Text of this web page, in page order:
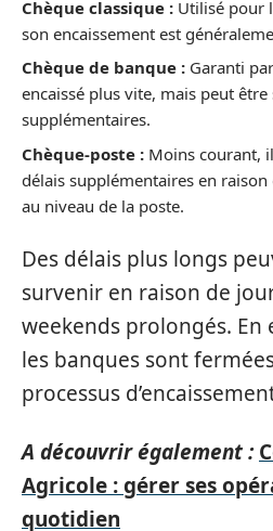
Chèque classique : Utilisé pour
son encaissement est
Chèque de banque : Garanti
encaissé plus vite, mais peut
supplémentaires.
Chèque-poste : Moins courant,
délais supplémentaires en raison
au niveau de la poste.
Des délais plus longs
survenir en raison de
weekends prolongés. En
les banques sont
processus
A découvrir également :
Agricole : gérer ses
quotidien